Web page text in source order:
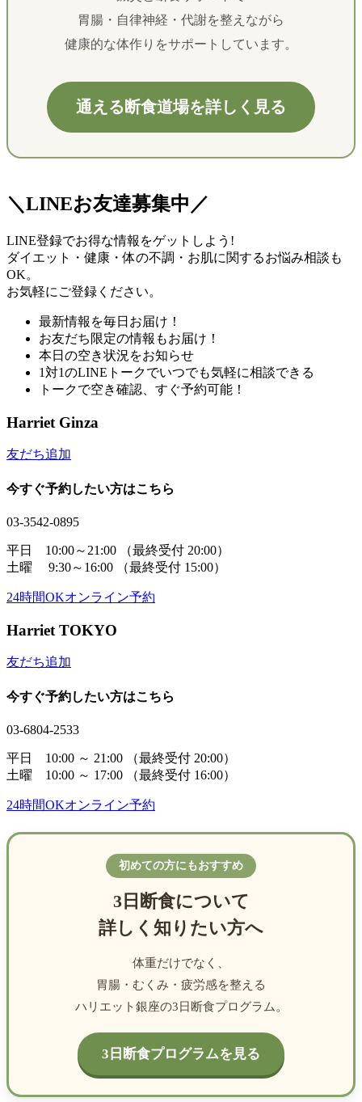
胃腸・自律神経・代謝を整えながら
健康的な体作りをサポートしています。
通える断食道場を詳しく見る
＼LINEお友達募集中／
LINE登録でお得な情報をゲットしよう!
ダイエット・健康・体の不調・お肌に関するお悩み相談も
OK。
お気軽にご登録ください。
最新情報を毎日お届け！
お友だち限定の情報もお届け！
本日の空き状況をお知らせ
1対1のLINEトークでいつでも気軽に相談できる
トークで空き確認、すぐ予約可能！
Harriet Ginza
友だち追加
今すぐ予約したい方はこちら
03-3542-0895
平日 10:00～21:00
（最終受付 20:00）
土曜 9:30～16:00
（最終受付 15:00）
24時間OKオンライン予約
Harriet TOKYO
友だち追加
今すぐ予約したい方はこちら
03-6804-2533
平日 10:00 ～ 21:00
（最終受付 20:00）
土曜 10:00 ～ 17:00
（最終受付 16:00）
24時間OKオンライン予約
初めての方にもおすすめ
3日断食について
詳しく知りたい方へ
体重だけでなく、
胃腸・むくみ・疲労感を整える
ハリエット銀座の3日断食プログラム。
3日断食プログラムを見る